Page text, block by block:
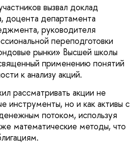
вызвал доклад
доцента департамента
руководителя
переподготовки
рынки» Высшей школы
применению понятий
к анализу акций.
рассматривать акции не
инструменты, но и как активы с
потоком, используя
математические методы, что